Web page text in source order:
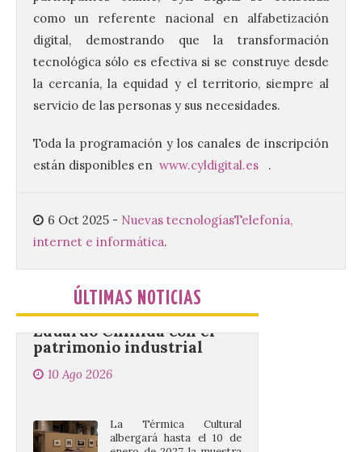
como un referente nacional en alfabetización
digital, demostrando que la transformación
tecnológica sólo es efectiva si se construye desde
la cercanía, la equidad y el territorio, siempre al
servicio de las personas y sus necesidades.
Toda la programación y los canales de inscripción
están disponibles en www.cyldigital.es .
6 Oct 2025 - Nuevas tecnologíasTelefonía,
internet e informática.
ÚLTIMAS NOTICIAS
10 Ago 2026
Diputación de León,
Gerardo Álvarez Courel, y
el vicepresidente Roberto
acto institucional organizado con motivo
del Día de León. Organizada por la
Cámara de Comercio de Gijón, FIDMA es
CIUDEN acoge un nuevo
Eduardo Chillida con el
patrimonio industrial
10 Ago 2026
‘Eduardo Chillida. Pensar
con las manos’, formada